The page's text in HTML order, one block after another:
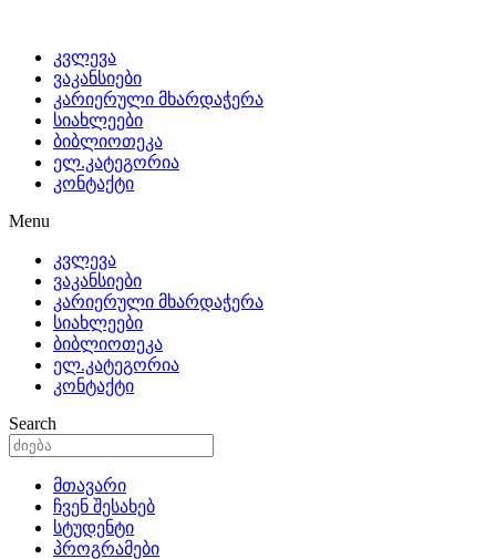
კვლევა
ვაკანსიები
კარიერული მხარდაჭერა
სიახლეები
ბიბლიოთეკა
ელ.კატეგორია
კონტაქტი
Menu
კვლევა
ვაკანსიები
კარიერული მხარდაჭერა
სიახლეები
ბიბლიოთეკა
ელ.კატეგორია
კონტაქტი
Search
მთავარი
ჩვენ შესახებ
სტუდენტი
პროგრამები